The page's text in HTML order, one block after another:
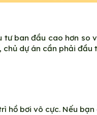
tư ban đầu cao hơn
chủ dự án cần phải
hồ bơi vô cực. Nếu